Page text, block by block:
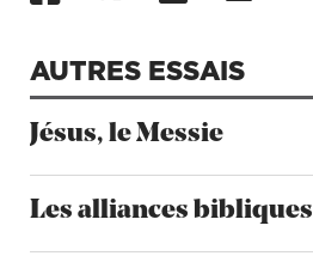
AUTRES ESSAIS
Jésus, le Messie
Les alliances bibliques